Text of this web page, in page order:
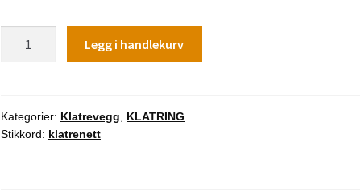
Legg i handlekurv
Kategorier: Klatrevegg, KLATRING
Stikkord: klatrenett